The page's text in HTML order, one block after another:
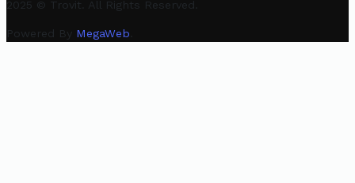
2025 © Trovit. All Rights Reserved.
Powered By MegaWeb